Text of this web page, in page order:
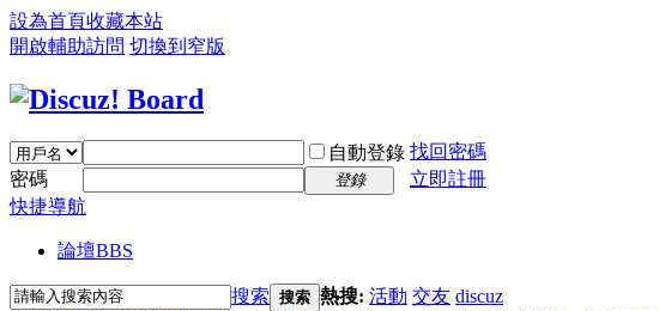
設為首頁收藏本站
開啟輔助訪問 切換到窄版
自動登錄 找回密碼
密碼
登錄
立即註冊
快捷導航
論壇BBS
搜索 搜索 熱搜: 活動 交友 discuz